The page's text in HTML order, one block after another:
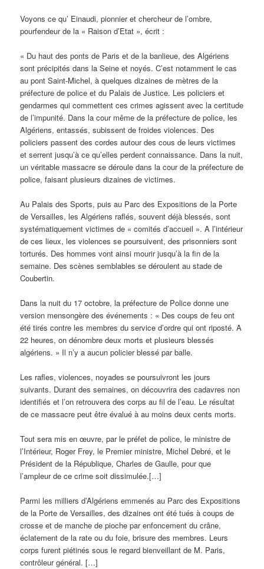
Voyons ce qu’ Einaudi, pionnier et chercheur de l’ombre,
pourfendeur de la « Raison d’Etat », écrit :
« Du haut des ponts de Paris et de la banlieue, des Algériens
sont précipités dans la Seine et noyés. C’est notamment le cas
au pont Saint-Michel, à quelques dizaines de mètres de la
préfecture de police et du Palais de Justice. Les policiers et
gendarmes qui commettent ces crimes agissent avec la certitude
de l’impunité. Dans la cour même de la préfecture de police, les
Algériens, entassés, subissent de froides violences. Des
policiers passent des cordes autour des cous de leurs victimes
et serrent jusqu’à ce qu’elles perdent connaissance. Dans la nuit,
un véritable massacre se déroule dans la cour de la préfecture de
police, faisant plusieurs dizaines de victimes.
Au Palais des Sports, puis au Parc des Expositions de la Porte
de Versailles, les Algériens raflés, souvent déjà blessés, sont
systématiquement victimes de « comités d’accueil ». A l’intérieur
de ces lieux, les violences se poursuivent, des prisonniers sont
torturés. Des hommes vont ainsi mourir jusqu’à la fin de la
semaine. Des scènes semblables se déroulent au stade de
Coubertin.
Dans la nuit du 17 octobre, la préfecture de Police donne une
version mensongère des événements : « Des coups de feu ont
été tirés contre les membres du service d’ordre qui ont riposté. A
22 heures, on dénombre deux morts et plusieurs blessés
algériens. » Il n’y a aucun policier blessé par balle.
Les rafles, violences, noyades se poursuivront les jours
suivants. Durant des semaines, on découvrira des cadavres non
identifiés et l’on retrouvera des corps au fil de l’eau. Le résultat
de ce massacre peut être évalué à au moins deux cents morts.
Tout sera mis en œuvre, par le préfet de police, le ministre de
l’Intérieur, Roger Frey, le Premier ministre, Michel Debré, et le
Président de la République, Charles de Gaulle, pour que
l’ampleur de ce crime soit dissimulée.[…]
Parmi les milliers d’Algériens emmenés au Parc des Expositions
de la Porte de Versailles, des dizaines ont été tués à coups de
crosse et de manche de pioche par enfoncement du crâne,
éclatement de la rate ou du foie, brisure des membres. Leurs
corps furent piétinés sous le regard bienveillant de M. Paris,
contrôleur général. […]